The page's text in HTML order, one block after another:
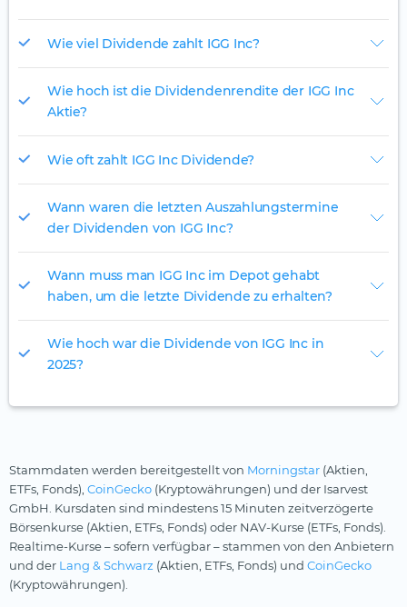
Wie viel Dividende zahlt IGG Inc?
Wie hoch ist die Dividendenrendite der IGG Inc
Aktie?
Wie oft zahlt IGG Inc Dividende?
Wann waren die letzten Auszahlungstermine
der Dividenden von IGG Inc?
Wann muss man IGG Inc im Depot gehabt
haben, um die letzte Dividende zu erhalten?
Wie hoch war die Dividende von IGG Inc in
2025?
Stammdaten werden bereitgestellt von Morningstar (Aktien,
ETFs, Fonds), CoinGecko (Kryptowährungen) und der Isarvest
GmbH. Kursdaten sind mindestens 15 Minuten zeitverzögerte
Börsenkurse (Aktien, ETFs, Fonds) oder NAV-Kurse (ETFs, Fonds).
Realtime-Kurse – sofern verfügbar – stammen von den Anbietern
und der Lang & Schwarz (Aktien, ETFs, Fonds) und CoinGecko
(Kryptowährungen).